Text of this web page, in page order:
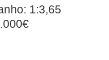
1:3,65